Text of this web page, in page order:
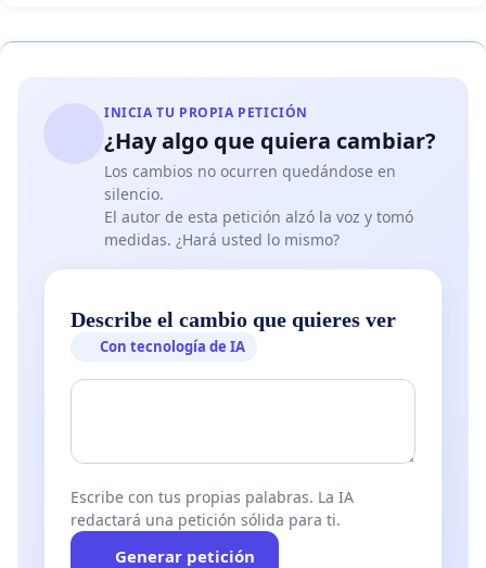
Convocamos a los Estados a comprometerse con
las negociaciones que deben conducir a una verdadera
gobernanza mundial sobre el ambiente:
1. Por medio de la invitación enviada a la Asamblea
General y al Consejo de Seguridad de Naciones Unidas
Consejo Económico y Social de Naciones Unidas y de
asegurar en él una
representación adecuada de las ONGs ambientales,
Unidas que agrupe a todos los Estados con nuevas
misiones, dotada de medios importantes y capaz de
reforzar las acciones emprendidas por el Programa de
INICIA TU PROPIA PETICIÓN
¿Hay algo que quiera cambiar?
Los cambios no ocurren quedándose en
silencio.
El autor de esta petición alzó la voz y tomó
medidas. ¿Hará usted lo mismo?
Describe el cambio que quieres ver
Con tecnología de IA
Escribe con tus propias palabras. La IA
redactará una petición sólida para ti.
Generar petición